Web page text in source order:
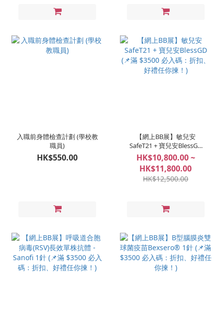
入職前身體檢查計劃 (學校教
職員)
HK$550.00
【網上BB展】敏兒安
SafeT21 + 寶兒安BlessGD
(📌滿 $3500 必入碼：折扣、
好禮任你揀！)
HK$10,800.00 ~
HK$11,800.00
HK$12,500.00